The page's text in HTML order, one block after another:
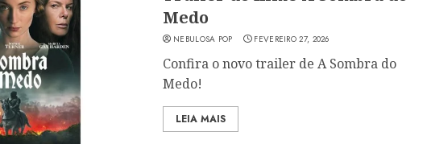
Medo
NEBULOSA POP FEVEREIRO 27, 2026
Confira o novo trailer de A Sombra do
Medo!
LEIA MAIS